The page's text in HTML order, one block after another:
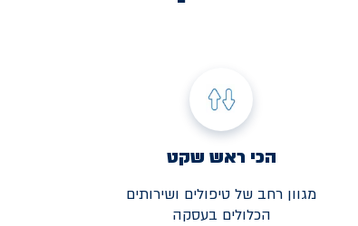
הכי ראש שקט
מגוון רחב של טיפולים ושירותים
הכלולים בעסקה